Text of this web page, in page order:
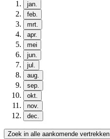
jan.
feb.
mrt.
apr.
mei
jun.
jul.
aug.
sep.
okt.
nov.
dec.
Zoek in alle aankomende vertrekken